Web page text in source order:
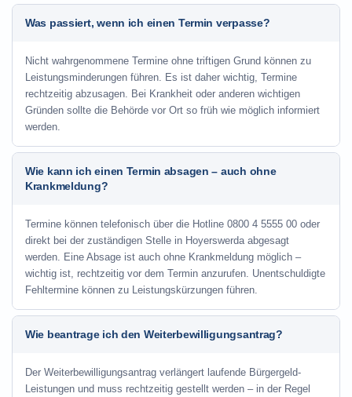
Was passiert, wenn ich einen Termin verpasse?
Nicht wahrgenommene Termine ohne triftigen Grund können zu
Leistungsminderungen führen. Es ist daher wichtig, Termine
rechtzeitig abzusagen. Bei Krankheit oder anderen wichtigen
Gründen sollte die Behörde vor Ort so früh wie möglich informiert
werden.
Wie kann ich einen Termin absagen – auch ohne
Krankmeldung?
Termine können telefonisch über die Hotline 0800 4 5555 00 oder
direkt bei der zuständigen Stelle in Hoyerswerda abgesagt
werden. Eine Absage ist auch ohne Krankmeldung möglich –
wichtig ist, rechtzeitig vor dem Termin anzurufen. Unentschuldigte
Fehltermine können zu Leistungskürzungen führen.
Wie beantrage ich den Weiterbewilligungsantrag?
Der Weiterbewilligungsantrag verlängert laufende Bürgergeld-
Leistungen und muss rechtzeitig gestellt werden – in der Regel